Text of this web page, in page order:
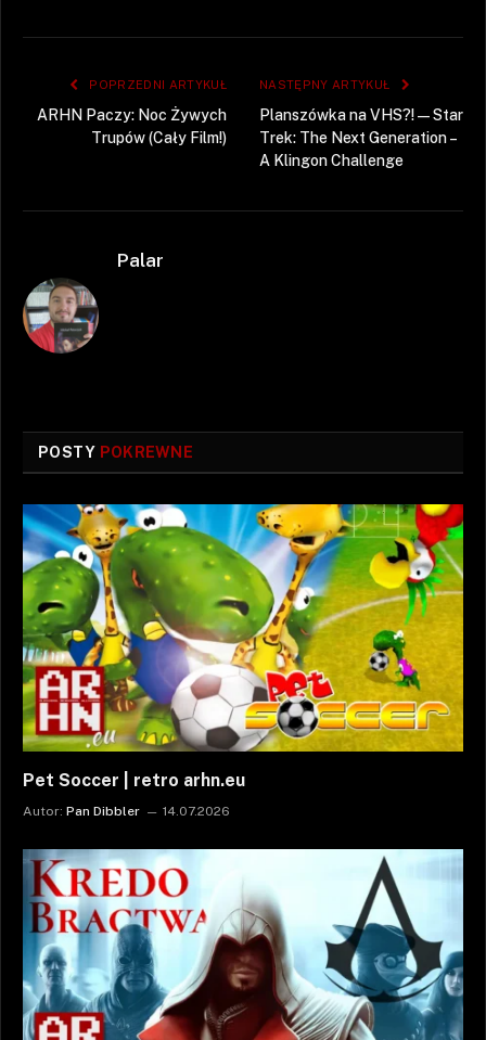
POPRZEDNI ARTYKUŁ
ARHN Paczy: Noc Żywych
Trupów (Cały Film!)
NASTĘPNY ARTYKUŁ
Planszówka na VHS?! — Star
Trek: The Next Generation –
A Klingon Challenge
Palar
POSTY POKREWNE
Pet Soccer | retro arhn.eu
Autor: Pan Dibbler 14.07.2026